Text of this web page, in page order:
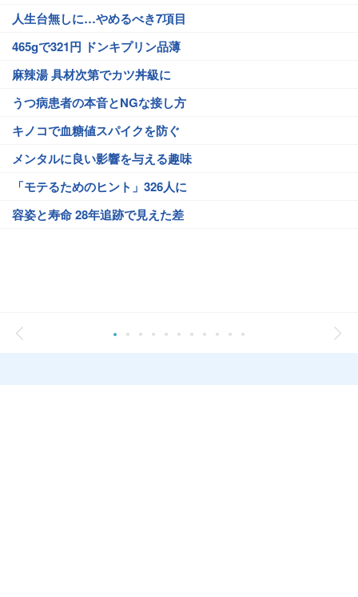
人生台無しに…やめるべき7項目
465gで321円 ドンキプリン品薄
麻辣湯 具材次第でカツ丼級に
うつ病患者の本音とNGな接し方
キノコで血糖値スパイクを防ぐ
メンタルに良い影響を与える趣味
「モテるためのヒント」326人に
容姿と寿命 28年追跡で見えた差